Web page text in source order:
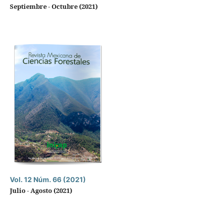
Septiembre - Octubre (2021)
Vol. 12 Núm. 66 (2021)
Julio - Agosto (2021)